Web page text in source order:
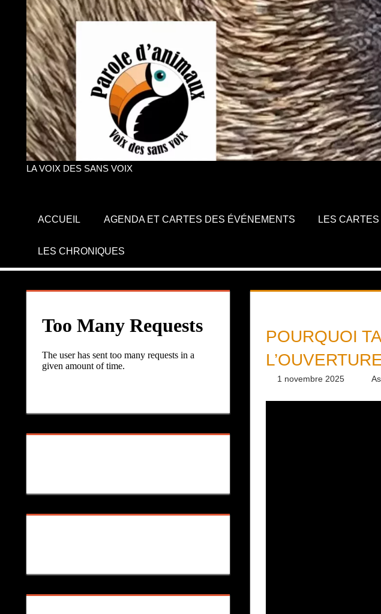
LA VOIX DES SANS VOIX
ACCUEIL AGENDA ET CARTES DES ÉVÉNEMENTS LES CARTES
LES CHRONIQUES
POURQUOI
1 novembre 2025